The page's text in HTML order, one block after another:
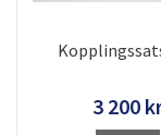
3 200